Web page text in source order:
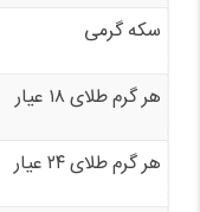
سکه گرمی
هر گرم طلای ۱۸ عیار
هر گرم طلای ٢۴ عیار